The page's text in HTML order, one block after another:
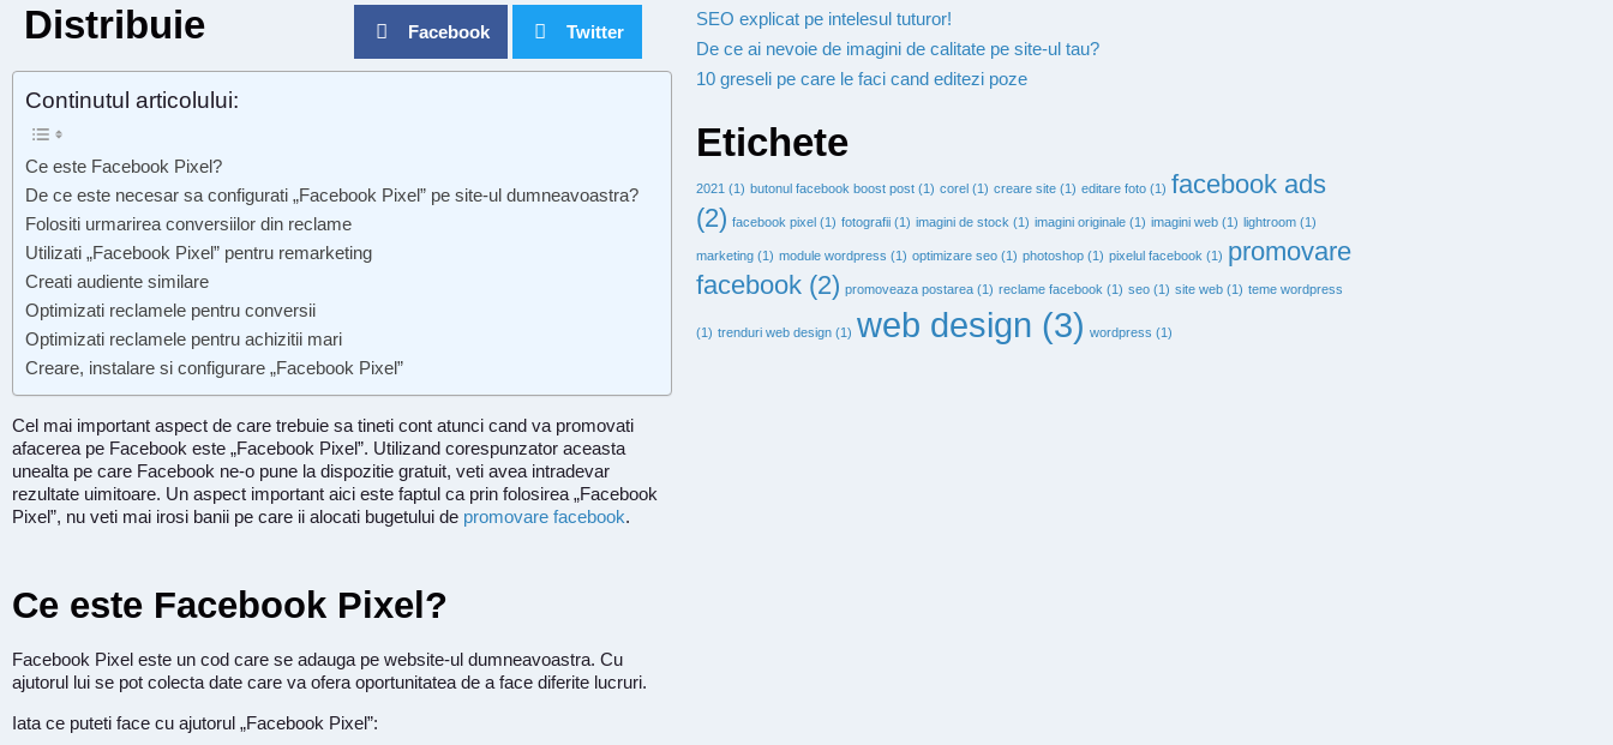
Distribuie Facebook Twitter
Continutul articolului:
Ce este Facebook Pixel?
De ce este necesar sa configurati „Facebook Pixel” pe site-ul dumneavoastra?
Folositi urmarirea conversiilor din reclame
Utilizati „Facebook Pixel” pentru remarketing
Creati audiente similare
Optimizati reclamele pentru conversii
Optimizati reclamele pentru achizitii mari
Creare, instalare si configurare „Facebook Pixel”
Cel mai important aspect de care trebuie sa tineti cont atunci cand va promovati
afacerea pe Facebook este „Facebook Pixel”. Utilizand corespunzator aceasta
unealta pe care Facebook ne-o pune la dispozitie gratuit, veti avea intradevar
rezultate uimitoare. Un aspect important aici este faptul ca prin folosirea „Facebook
Pixel”, nu veti mai irosi banii pe care ii alocati bugetului de promovare facebook.
Ce este Facebook Pixel?
Facebook Pixel este un cod care se adauga pe website-ul dumneavoastra. Cu
ajutorul lui se pot colecta date care va ofera oportunitatea de a face diferite lucruri.
Iata ce puteti face cu ajutorul „Facebook Pixel”:
SEO explicat pe intelesul tuturor!
De ce ai nevoie de imagini de calitate pe site-ul tau?
10 greseli pe care le faci cand editezi poze
Etichete
2021 (1) butonul facebook boost post (1) corel (1) creare site (1) editare foto (1) facebook ads
(2) facebook pixel (1) fotografii (1) imagini de stock (1) imagini originale (1) imagini web (1) lightroom (1)
marketing (1) module wordpress (1) optimizare seo (1) photoshop (1) pixelul facebook (1) promovare
facebook (2) promoveaza postarea (1) reclame facebook (1) seo (1) site web (1) teme wordpress
(1) trenduri web design (1) web design (3) wordpress (1)